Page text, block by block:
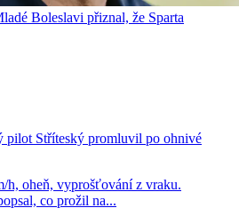
Boleslavi přiznal, že Sparta
pilot Stříteský promluvil po ohnivé
h, oheň, vyprošťování z vraku.
co prožil na...